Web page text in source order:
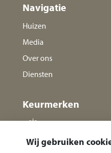
Navigatie
Huizen
Media
Over ons
Diensten
Keurmerken
Wij gebruiken